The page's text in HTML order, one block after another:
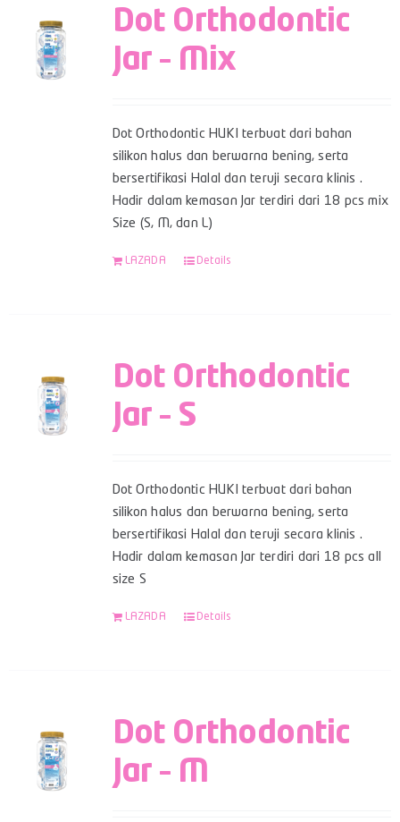
Dot Orthodontic
Jar – Mix
Dot Orthodontic HUKI terbuat dari bahan
silikon halus dan berwarna bening, serta
bersertifikasi Halal dan teruji secara klinis .
Hadir dalam kemasan Jar terdiri dari 18 pcs mix
Size (S, M, dan L)
LAZADA Details
Dot Orthodontic
Jar – S
Dot Orthodontic HUKI terbuat dari bahan
silikon halus dan berwarna bening, serta
bersertifikasi Halal dan teruji secara klinis .
Hadir dalam kemasan Jar terdiri dari 18 pcs all
size S
LAZADA Details
Dot Orthodontic
Jar – M